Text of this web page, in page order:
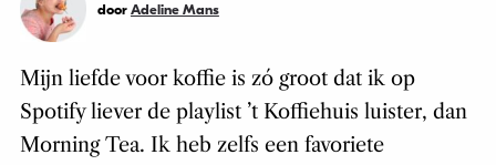
door Adeline Mans
Mijn liefde voor koffie is zó groot dat ik op
Spotify liever de playlist ’t Koffiehuis luister, dan
Morning Tea. Ik heb zelfs een favoriete